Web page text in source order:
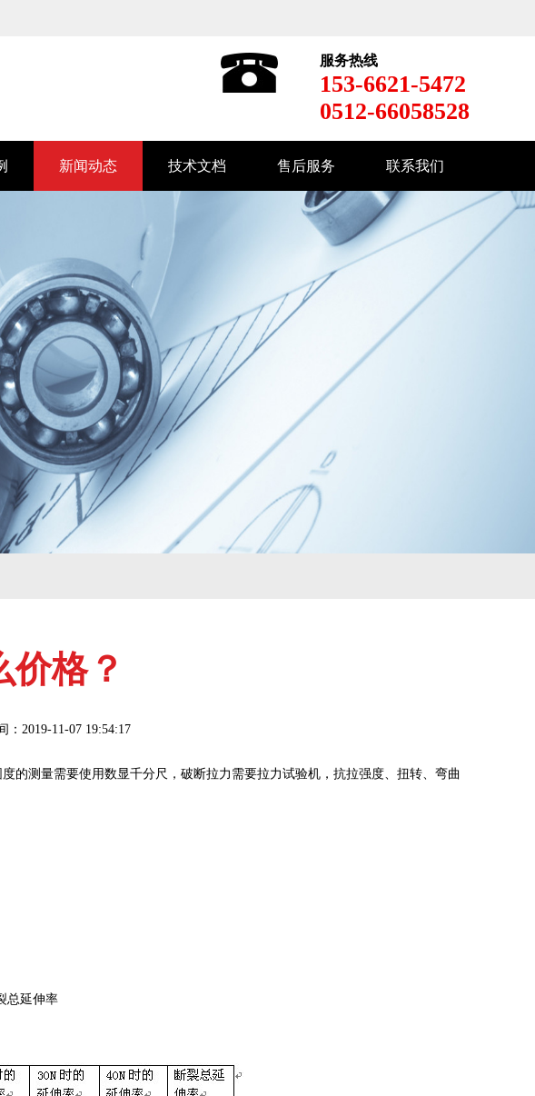
服务热线
153-6621-5472
0512-66058528
新闻动态 技术文档 售后服务 联系我们
格？
： 2019-11-07 19:54:17
的测量需要使用数显千分尺，破断拉力需要拉力试验机，抗拉强度、扭转、弯曲
总延伸率